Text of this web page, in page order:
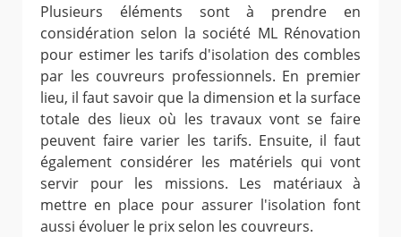
Plusieurs éléments sont à prendre en
considération selon la société ML Rénovation
pour estimer les tarifs d'isolation des combles
par les couvreurs professionnels. En premier
lieu, il faut savoir que la dimension et la surface
totale des lieux où les travaux vont se faire
peuvent faire varier les tarifs. Ensuite, il faut
également considérer les matériels qui vont
servir pour les missions. Les matériaux à
mettre en place pour assurer l'isolation font
aussi évoluer le prix selon les couvreurs.